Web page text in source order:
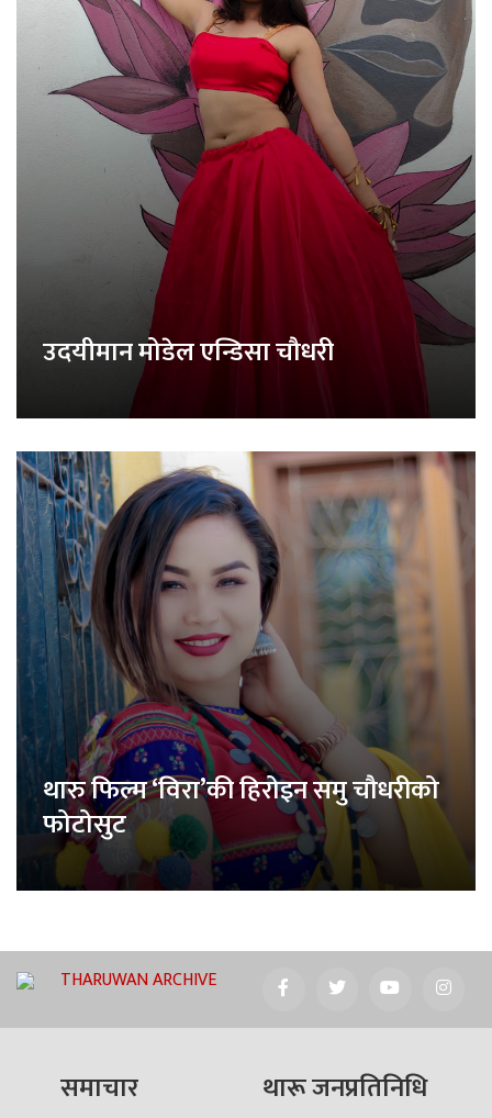
उदयीमान मोडेल एन्डिसा चौधरी
थारु फिल्म ‘विरा’की हिरोइन समु चौधरीको
फोटोसुट
THARUWAN ARCHIVE
समाचार थारू जनप्रतिनिधि